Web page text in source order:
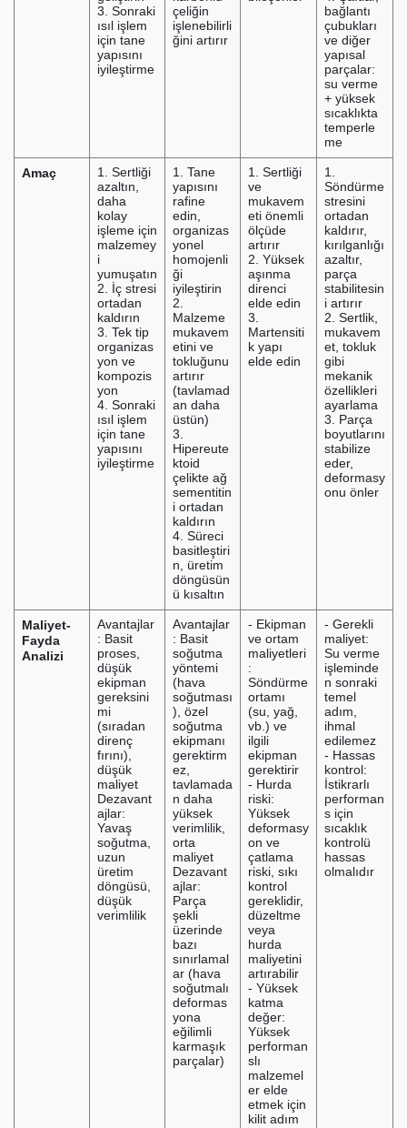
3. Sonraki
ısıl işlem
için tane
yapısını
iyileştirme
çeliğin
işlenebilirli
ğini artırır
bağlantı
çubukları
ve diğer
yapısal
parçalar:
su verme
+ yüksek
sıcaklıkta
temperle
me
Amaç
1. Sertliği
azaltın,
daha
kolay
işleme için
malzemey
i
yumuşatın
2. İç stresi
ortadan
kaldırın
3. Tek tip
organizas
yon ve
kompozis
yon
4. Sonraki
ısıl işlem
için tane
yapısını
iyileştirme
1. Tane
yapısını
rafine
edin,
organizas
yonel
homojenli
ği
iyileştirin
2.
Malzeme
mukavem
etini ve
tokluğunu
artırır
(tavlamad
an daha
üstün)
3.
Hipereute
ktoid
çelikte ağ
sementitin
i ortadan
kaldırın
4. Süreci
basitleştiri
n, üretim
döngüsün
ü kısaltın
1. Sertliği
ve
mukavem
eti önemli
ölçüde
artırır
2. Yüksek
aşınma
direnci
elde edin
3.
Martensiti
k yapı
elde edin
1.
Söndürme
stresini
ortadan
kaldırır,
kırılganlığı
azaltır,
parça
stabilitesin
i artırır
2. Sertlik,
mukavem
et, tokluk
gibi
mekanik
özellikleri
ayarlama
3. Parça
boyutlarını
stabilize
eder,
deformasy
onu önler
Maliyet-
Fayda
Analizi
Avantajlar
: Basit
proses,
düşük
ekipman
gereksini
mi
(sıradan
direnç
fırını),
düşük
maliyet
Dezavant
ajlar:
Yavaş
soğutma,
uzun
üretim
döngüsü,
düşük
verimlilik
Avantajlar
: Basit
soğutma
yöntemi
(hava
soğutması
), özel
soğutma
ekipmanı
gerektirm
ez,
tavlamada
n daha
yüksek
verimlilik,
orta
maliyet
Dezavant
ajlar:
Parça
şekli
üzerinde
bazı
sınırlamal
ar (hava
soğutmalı
deformas
yona
eğilimli
karmaşık
parçalar)
- Ekipman
ve ortam
maliyetleri
:
Söndürme
ortamı
(su, yağ,
vb.) ve
ilgili
ekipman
gerektirir
- Hurda
riski:
Yüksek
deformasy
on ve
çatlama
riski, sıkı
kontrol
gereklidir,
düzeltme
veya
hurda
maliyetini
artırabilir
- Yüksek
katma
değer:
Yüksek
performan
slı
malzemel
er elde
etmek için
kilit adım
- Gerekli
maliyet:
Su verme
işleminde
n sonraki
temel
adım,
ihmal
edilemez
- Hassas
kontrol:
İstikrarlı
performan
s için
sıcaklık
kontrolü
hassas
olmalıdır